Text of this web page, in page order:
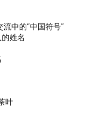
中的“中国符号”
姓名
叶